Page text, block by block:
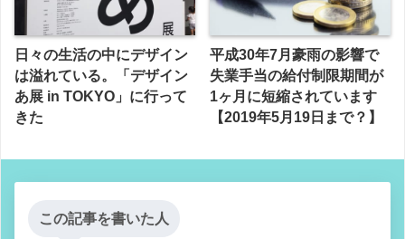
日々の生活の中にデザイン
は溢れている。「デザイン
あ展 in TOKYO」に行って
きた
平成30年7月豪雨の影響で
失業手当の給付制限期間が
1ヶ月に短縮されています
【2019年5月19日まで？】
この記事を書いた人